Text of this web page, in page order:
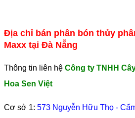
Địa chỉ bán phân bón thủy
Maxx tại Đà Nẵng
Thông tin liên hệ Công ty TNHH
Hoa Sen Việt
Cơ sở 1: 573 Nguyễn Hữu Thọ -